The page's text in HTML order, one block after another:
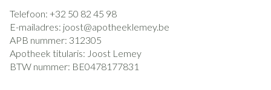
Telefoon: +32 50 82 45 98
E-mailadres: joost@apotheeklemey.be
APB nummer: 312305
Apotheek titularis: Joost Lemey
BTW nummer: BE0478177831